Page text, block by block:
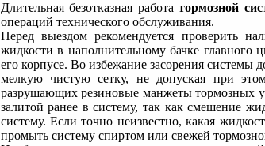
Длительная безотказная работатормозной
операций технического обслуживания.
Перед выездом рекомендуется проверить
жидкости в наполнительному бачке
его корпусе. Во избежание засорения системы
мелкую чистую сетку, не допуская при
разрушающих резиновые манжеты тормозных
залитой ранее в систему, так как смешение
систему. Если точно неизвестно, какая
промыть систему спиртом или свежей